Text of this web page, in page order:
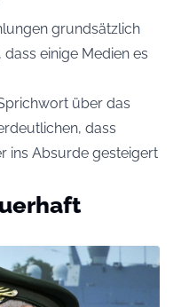
grundsätzlich
einige Medien es
über das
dass
ins Absurde gesteigert